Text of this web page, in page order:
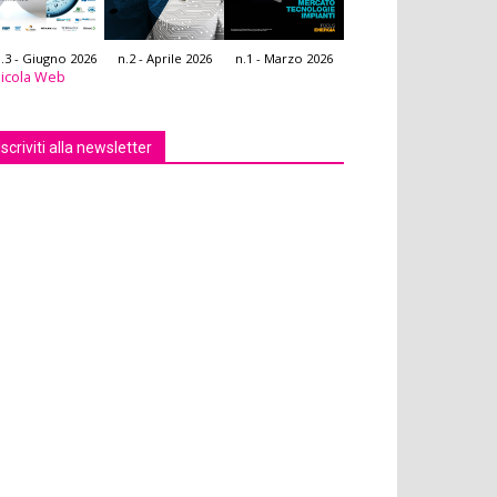
- Giugno 2026 n.2 - Aprile 2026 n.1 - Marzo 2026
Web
alla newsletter